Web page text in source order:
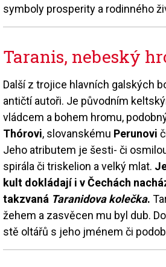
symboly prosperity a rodinného
Taranis, nebeský
Další z trojice hlavních galských
antičtí autoři. Je původním
vládcem a bohem hromu,
Thórovi, slovanskému Perunovi
Jeho atributem je šesti- či
spirála či triskelion a velký mlat.
kult dokládají i v Čechách
takzvaná Taranidova kolečka.
žehem a zasvěcen mu byl dub.
stě oltářů s jeho jménem či